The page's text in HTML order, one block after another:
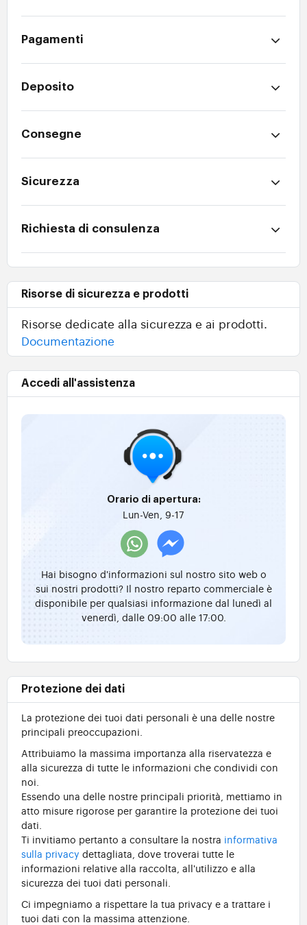
Pagamenti
Deposito
Consegne
Sicurezza
Richiesta di consulenza
Risorse di sicurezza e prodotti
Risorse dedicate alla sicurezza e ai prodotti.
Documentazione
Accedi all'assistenza
Orario di apertura:
Lun-Ven, 9-17
Hai bisogno d'informazioni sul nostro sito web o
sui nostri prodotti? Il nostro reparto commerciale è
disponibile per qualsiasi informazione dal lunedì al
venerdì, dalle 09:00 alle 17:00.
Protezione dei dati
La protezione dei tuoi dati personali è una delle nostre
principali preoccupazioni.
Attribuiamo la massima importanza alla riservatezza e
alla sicurezza di tutte le informazioni che condividi con
noi.
Essendo una delle nostre principali priorità, mettiamo in
atto misure rigorose per garantire la protezione dei tuoi
dati.
Ti invitiamo pertanto a consultare la nostra informativa
sulla privacy dettagliata, dove troverai tutte le
informazioni relative alla raccolta, all'utilizzo e alla
sicurezza dei tuoi dati personali.
Ci impegniamo a rispettare la tua privacy e a trattare i
tuoi dati con la massima attenzione.